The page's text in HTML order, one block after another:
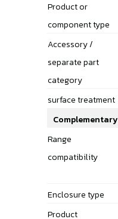
Product or
component type
Accessory /
separate part
category
surface treatment
Complementary
Range
compatibility
Enclosure type
Product